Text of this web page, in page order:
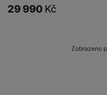
29 990 Kč
Zobrazeno